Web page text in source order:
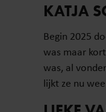
KATJA
Begin 2025
was maar
was, al
lijkt ze nu